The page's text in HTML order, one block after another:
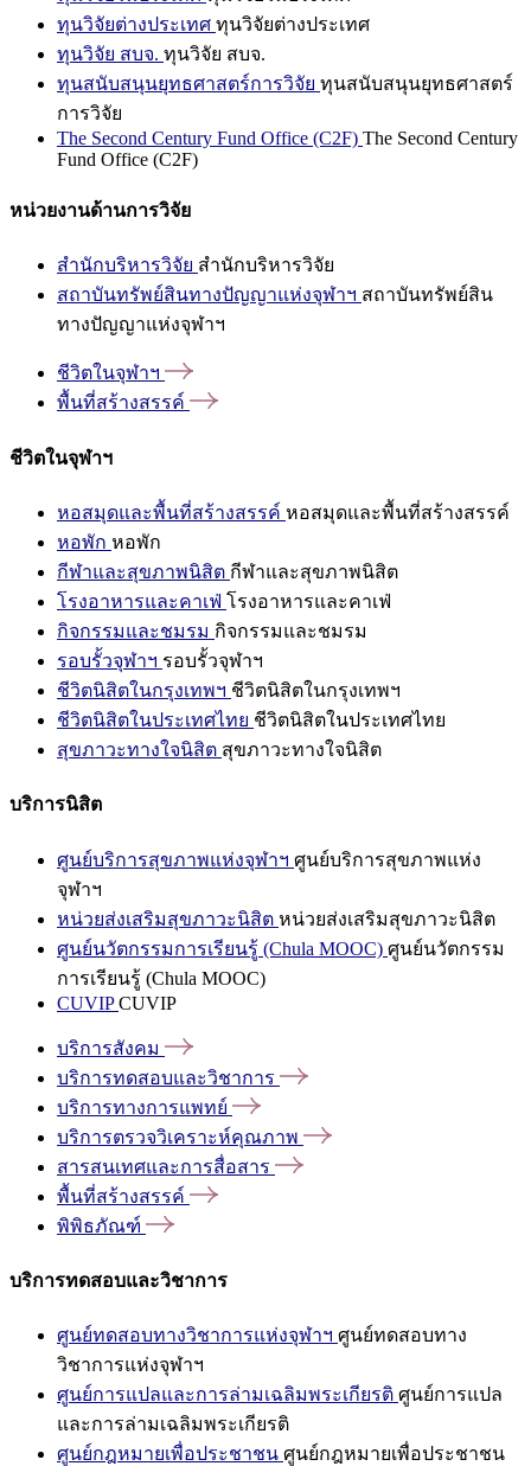
ทุนวิจัยต่างประเทศ ทุนวิจัยต่างประเทศ
ทุนวิจัย สบจ. ทุนวิจัย สบจ.
ทุนสนับสนุนยุทธศาสตร์การวิจัย ทุนสนับสนุนยุทธศาสตร์
การวิจัย
The Second Century Fund Office (C2F) The Second Century
Fund Office (C2F)
หน่วยงานด้านการวิจัย
สำนักบริหารวิจัย สำนักบริหารวิจัย
สถาบันทรัพย์สินทางปัญญาแห่งจุฬาฯ สถาบันทรัพย์สิน
ทางปัญญาแห่งจุฬาฯ
ชีวิตในจุฬาฯ
พื้นที่สร้างสรรค์
ชีวิตในจุฬาฯ
หอสมุดและพื้นที่สร้างสรรค์ หอสมุดและพื้นที่สร้างสรรค์
หอพัก หอพัก
กีฬาและสุขภาพนิสิต กีฬาและสุขภาพนิสิต
โรงอาหารและคาเฟ่ โรงอาหารและคาเฟ่
กิจกรรมและชมรม กิจกรรมและชมรม
รอบรั้วจุฬาฯ รอบรั้วจุฬาฯ
ชีวิตนิสิตในกรุงเทพฯ ชีวิตนิสิตในกรุงเทพฯ
ชีวิตนิสิตในประเทศไทย ชีวิตนิสิตในประเทศไทย
สุขภาวะทางใจนิสิต สุขภาวะทางใจนิสิต
บริการนิสิต
ศูนย์บริการสุขภาพแห่งจุฬาฯ ศูนย์บริการสุขภาพแห่ง
จุฬาฯ
หน่วยส่งเสริมสุขภาวะนิสิต หน่วยส่งเสริมสุขภาวะนิสิต
ศูนย์นวัตกรรมการเรียนรู้ (Chula MOOC) ศูนย์นวัตกรรม
การเรียนรู้ (Chula MOOC)
CUVIPCUVIP
บริการสังคม
บริการทดสอบและวิชาการ
บริการทางการแพทย์
บริการตรวจวิเคราะห์คุณภาพ
สารสนเทศและการสื่อสาร
พื้นที่สร้างสรรค์
พิพิธภัณฑ์
บริการทดสอบและวิชาการ
ศูนย์ทดสอบทางวิชาการแห่งจุฬาฯ ศูนย์ทดสอบทาง
วิชาการแห่งจุฬาฯ
ศูนย์การแปลและการล่ามเฉลิมพระเกียรติ ศูนย์การแปล
และการล่ามเฉลิมพระเกียรติ
ศูนย์กฎหมายเพื่อประชาชน ศูนย์กฎหมายเพื่อประชาชน